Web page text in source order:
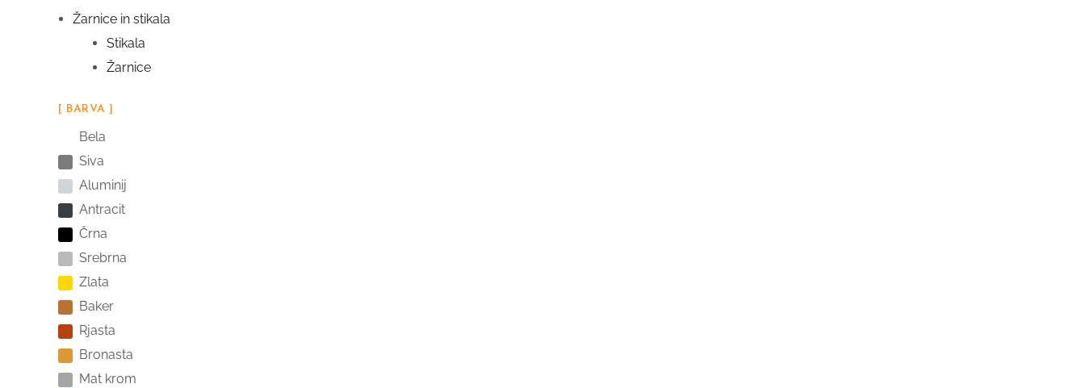
Žarnice in stikala
Stikala
Žarnice
[ BARVA ]
Bela
Siva
Aluminij
Antracit
Črna
Srebrna
Zlata
Baker
Rjasta
Bronasta
Mat krom